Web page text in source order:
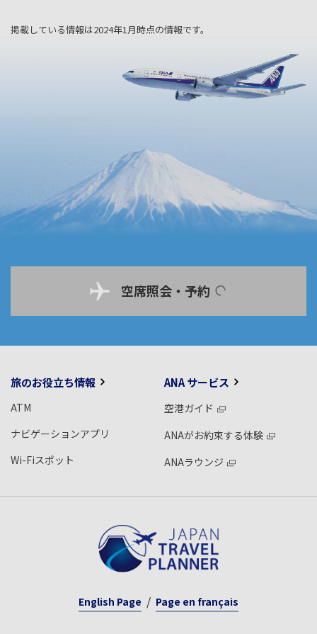
掲載している情報は2024年1月時点の情報です。
空席照会・予約
旅のお役立ち情報
ATM
ナビゲーションアプリ
Wi-Fiスポット
ANA サービス
空港ガイド
ANAがお約束する体験
ANAラウンジ
English Page Page en français